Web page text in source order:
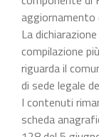
aggiornamento
La
compilazione
riguarda il
di sede legale
I contenuti
scheda